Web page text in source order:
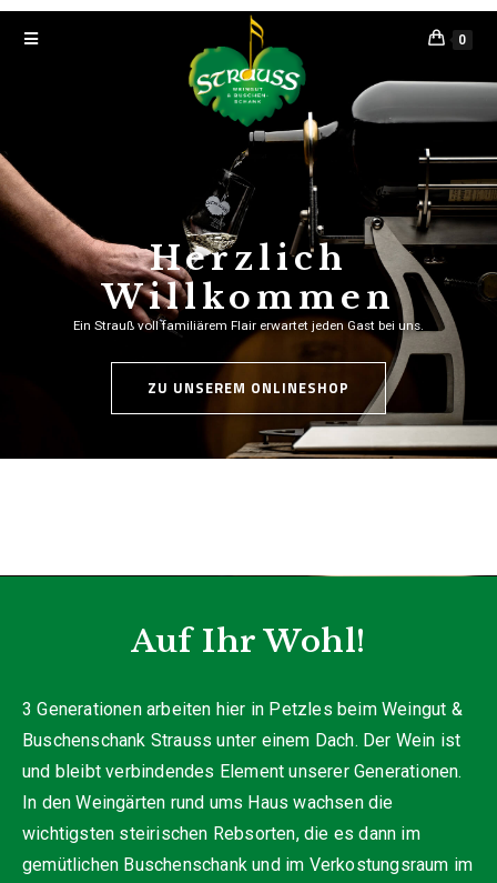
0
Herzlich
Willkommen
Ein Strauß voll familiärem Flair erwartet jeden Gast bei uns.
ZU UNSEREM ONLINESHOP
Auf Ihr Wohl!
3 Generationen arbeiten hier in Petzles beim Weingut &
Buschenschank Strauss unter einem Dach. Der Wein ist
und bleibt verbindendes Element unserer Generationen.
In den Weingärten rund ums Haus wachsen die
wichtigsten steirischen Rebsorten, die es dann im
gemütlichen Buschenschank und im Verkostungsraum im